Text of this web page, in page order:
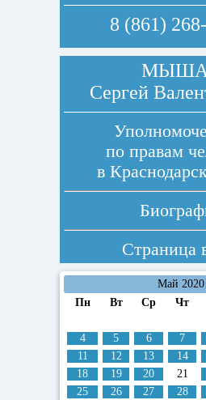
8 (861)
Сергей
по правам
в
Страница
Май 2020
Пн
Вт Ср Чт
4
5 6 7
11
12 13 14
18
19 20 21
25
26 27 28